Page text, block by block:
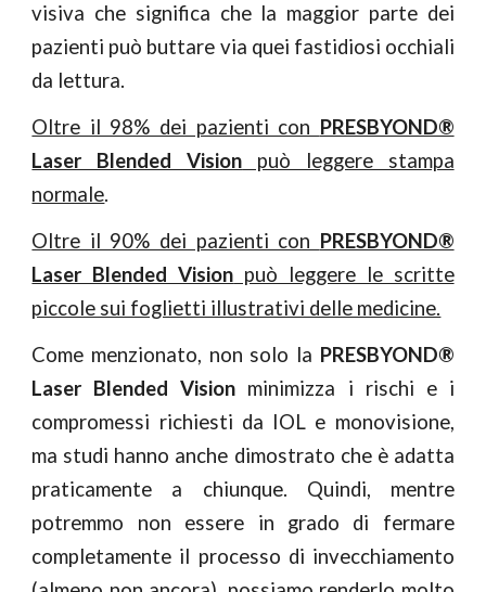
visiva che significa che la maggior parte dei
pazienti può buttare via quei fastidiosi occhiali
da lettura.
Oltre il 98% dei pazienti con PRESBYOND®
Laser Blended Vision può leggere stampa
normale.
Oltre il 90% dei pazienti con PRESBYOND®
Laser Blended Vision può leggere le scritte
piccole sui foglietti illustrativi delle medicine.
Come menzionato, non solo la PRESBYOND®
Laser Blended Vision minimizza i rischi e i
compromessi richiesti da IOL e monovisione,
ma studi hanno anche dimostrato che è adatta
praticamente a chiunque. Quindi, mentre
potremmo non essere in grado di fermare
completamente il processo di invecchiamento